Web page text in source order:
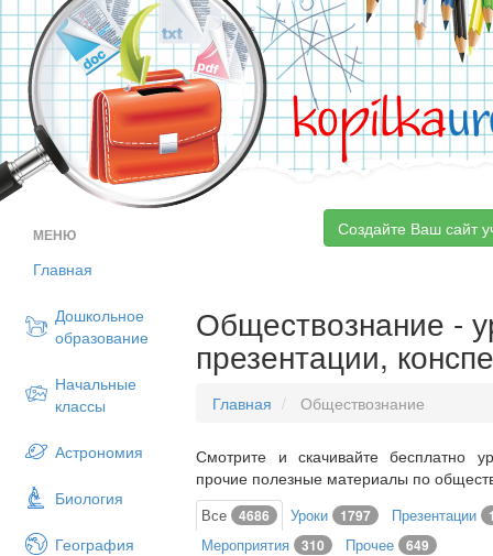
kopilka
МЕНЮ
Главная
Дошкольное
образование
Начальные
классы
Астрономия
Биология
География
Создайте Ваш сайт
Обществознание -
презентации,
Главная Обществознание
Смотрите и скачивайте бесплатно
прочие полезные материалы по
Все 4686 Уроки 1797 Презентации
Мероприятия 310 Прочее 649